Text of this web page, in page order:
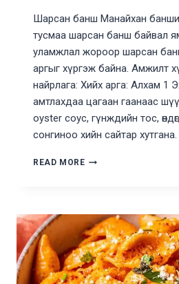
Шарсан банш Манайхан
тусмаа шарсан банш байвал
уламжлал жороор шарсан
аргыг хүргэж байна. Амжилт
найрлага: Хийх арга: Алхам 1
амтлахдаа цагаан гаанаас
оyster соус, гүнждийн тос,
сонгиноо хийн сайтар
READ MOREШАРСАН